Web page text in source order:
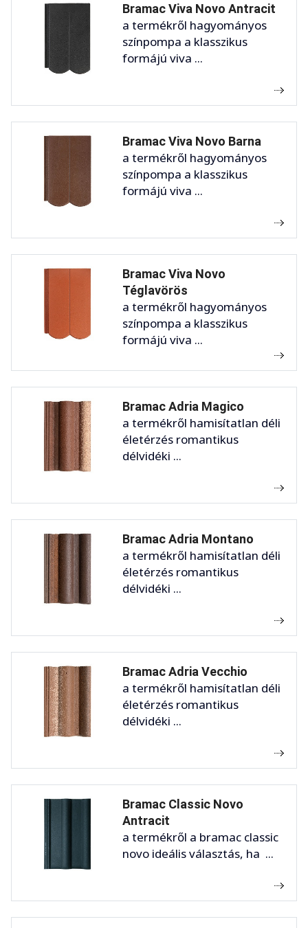
Bramac Viva Novo Antracit
a termékről hagyományos
színpompa a klasszikus
formájú viva ...
Bramac Viva Novo Barna
a termékről hagyományos
színpompa a klasszikus
formájú viva ...
Bramac Viva Novo
Téglavörös
a termékről hagyományos
színpompa a klasszikus
formájú viva ...
Bramac Adria Magico
a termékről hamisítatlan déli
életérzés romantikus
délvidéki ...
Bramac Adria Montano
a termékről hamisítatlan déli
életérzés romantikus
délvidéki ...
Bramac Adria Vecchio
a termékről hamisítatlan déli
életérzés romantikus
délvidéki ...
Bramac Classic Novo
Antracit
a termékről a bramac classic
novo ideális választás, ha ...